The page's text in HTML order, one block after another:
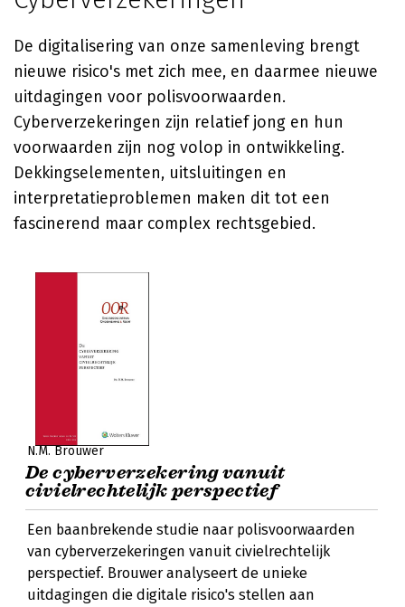
De digitalisering van onze samenleving brengt
nieuwe risico's met zich mee, en daarmee nieuwe
uitdagingen voor polisvoorwaarden.
Cyberverzekeringen zijn relatief jong en hun
voorwaarden zijn nog volop in ontwikkeling.
Dekkingselementen, uitsluitingen en
interpretatieproblemen maken dit tot een
fascinerend maar complex rechtsgebied.
N.M. Brouwer
De cyberverzekering vanuit
civielrechtelijk perspectief
Een baanbrekende studie naar polisvoorwaarden
van cyberverzekeringen vanuit civielrechtelijk
perspectief. Brouwer analyseert de unieke
uitdagingen die digitale risico's stellen aan